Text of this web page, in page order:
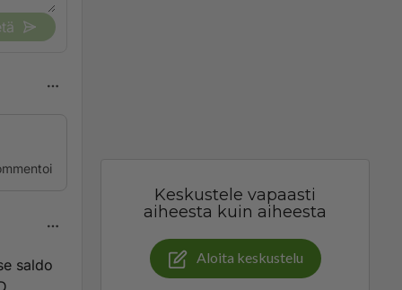
saldo
Keskustele vapaasti
aiheesta kuin aiheesta
Aloita keskustelu